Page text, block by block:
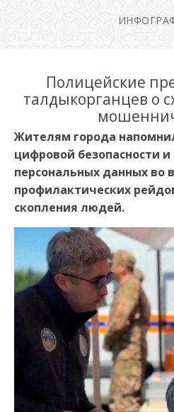
Полицейские
талдыкорганцев о
Жителям города
цифровой безопасности
персональных данных во
профилактических
скопления людей.